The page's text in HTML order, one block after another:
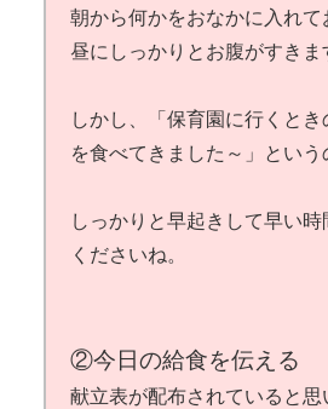
朝から何かをおなかに入れて
昼にしっかりとお腹がすきま
しかし、「保育園に行くと
を食べてきました～」という
しっかりと早起きして早い時
くださいね。
②今日の給食を伝える
献立表が配布されていると思